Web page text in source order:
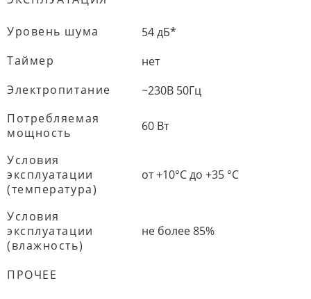
Уровень шума
54 дБ*
Таймер
нет
Электропитание
~230В 50Гц
Потребляемая
мощность
60 Вт
Условия
эксплуатации
(температура)
от +10°C до +35 °C
Условия
эксплуатации
(влажность)
не более 85%
ПРОЧЕЕ